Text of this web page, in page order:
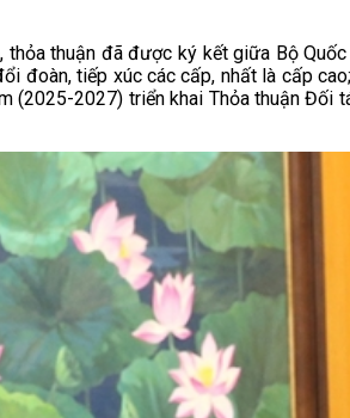
thuận đã được ký kết giữa Bộ
đoàn, tiếp xúc các cấp, nhất là cấp
(2025-2027) triển khai Thỏa thuận